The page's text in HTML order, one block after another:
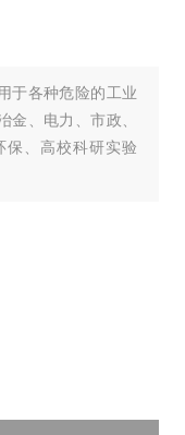
于各种危险的工业
金、电力、市政、
保、高校科研实验